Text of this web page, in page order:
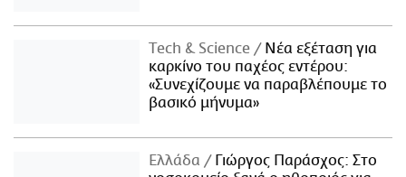
Τech & Science
Νέα εξέταση για
καρκίνο του παχέος εντέρου:
«Συνεχίζουμε να παραβλέπουμε το
βασικό μήνυμα»
Ελλάδα
Γιώργος Παράσχος: Στο